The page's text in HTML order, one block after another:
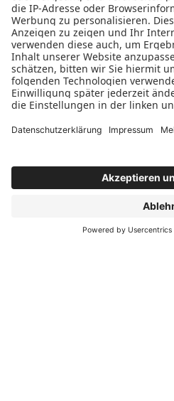
Öffnungszeiten
Montag: 07:00–17:00 Uhr
Dienstag: 07:00–17:00 Uhr
Mittwoch: 07:00–17:00
Donnerstag: 07:00–17:00